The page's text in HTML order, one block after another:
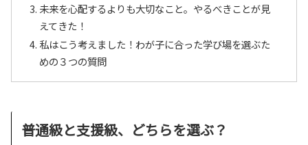
未来を心配するよりも大切なこと。やるべきことが見
えてきた！
私はこう考えました！わが子に合った学び場を選ぶた
めの３つの質問
普通級と支援級、どちらを選ぶ？